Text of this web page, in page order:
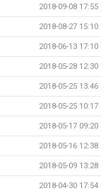
2018-09-08 17:55
2018-08-27 15:10
2018-06-13 17:10
2018-05-28 12:30
2018-05-25 13:46
2018-05-25 10:17
2018-05-17 09:20
2018-05-16 12:38
2018-05-09 13:28
2018-04-30 17:54